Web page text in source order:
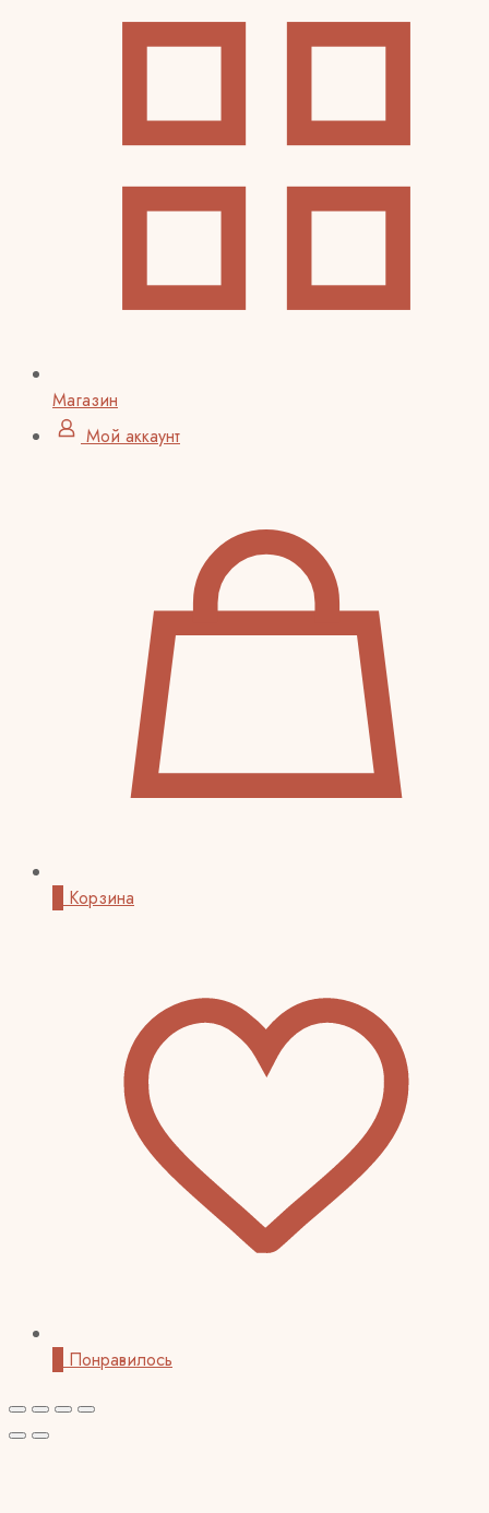
Магазин
Мой аккаунт
Корзина
Понравилось